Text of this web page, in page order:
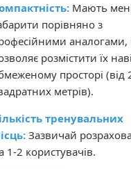
Мають
порівняно з
розмістити їх
просторі (від
метрів).
тренувальних
Зазвичай
1-2 користувачів.